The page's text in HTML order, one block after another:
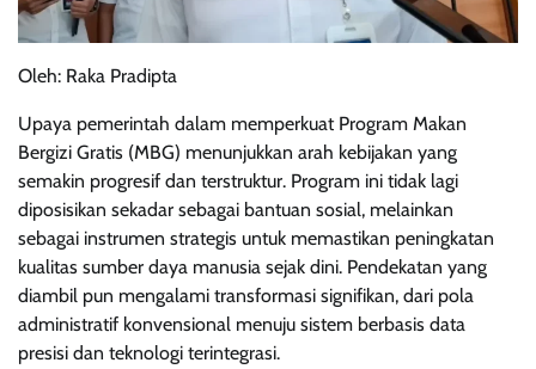
Oleh: Raka Pradipta
Upaya pemerintah dalam memperkuat Program Makan
Bergizi Gratis (MBG) menunjukkan arah kebijakan yang
semakin progresif dan terstruktur. Program ini tidak lagi
diposisikan sekadar sebagai bantuan sosial, melainkan
sebagai instrumen strategis untuk memastikan peningkatan
kualitas sumber daya manusia sejak dini. Pendekatan yang
diambil pun mengalami transformasi signifikan, dari pola
administratif konvensional menuju sistem berbasis data
presisi dan teknologi terintegrasi.